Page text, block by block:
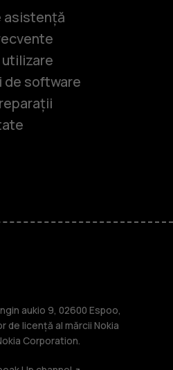
asistență
de software
aukio 9, 02600 Espoo,
de licență al mărcii Nokia
Corporation.